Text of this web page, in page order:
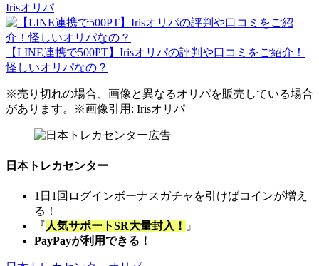
Irisオリパ
【LINE連携で500PT】Irisオリパの評判や口コミをご紹介！
怪しいオリパなの？
※売り切れの場合、画像と異なるオリパを販売している場合
があります。※画像引用: Irisオリパ
日本トレカセンター
1日1回ログインボーナスガチャを引けばコインが増え
る！
『 人気サポートSR大量封入！ 』
PayPayが利用できる！